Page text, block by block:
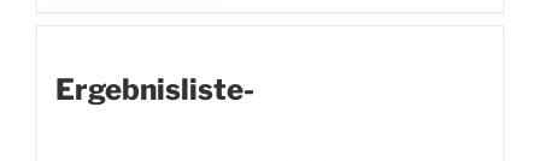
Ergebnisliste-